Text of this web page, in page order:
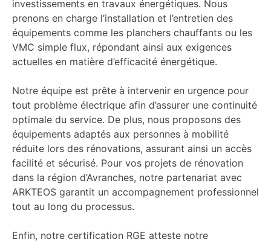
investissements en travaux énergétiques. Nous
prenons en charge l’installation et l’entretien des
équipements comme les planchers chauffants ou les
VMC simple flux, répondant ainsi aux exigences
actuelles en matière d’efficacité énergétique.
Notre équipe est prête à intervenir en urgence pour
tout problème électrique afin d’assurer une continuité
optimale du service. De plus, nous proposons des
équipements adaptés aux personnes à mobilité
réduite lors des rénovations, assurant ainsi un accès
facilité et sécurisé. Pour vos projets de rénovation
dans la région d’Avranches, notre partenariat avec
ARKTEOS garantit un accompagnement professionnel
tout au long du processus.
Enfin, notre certification RGE atteste notre